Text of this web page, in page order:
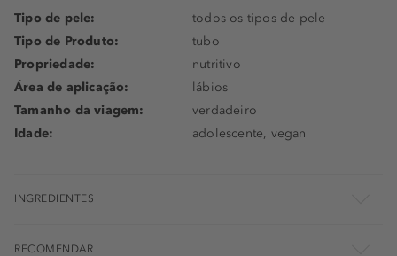
Tipo de pele:
todos os tipos de pele
Tipo de Produto:
tubo
Propriedade:
nutritivo
Área de aplicação:
lábios
Tamanho da viagem:
verdadeiro
Idade:
adolescente, vegan
INGREDIENTES
RECOMENDAR